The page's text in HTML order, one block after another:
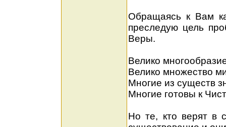
Обращаясь к Вам
преследую цель
Веры.
Велико
Велико множество
Многие из существ
Многие готовы к
Но те, кто верят в